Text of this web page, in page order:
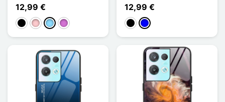
12,99 €
PretoRosaAzul Claro
Púrpura
12,99 €
PretoAzul